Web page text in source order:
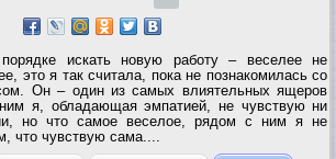
искать новую работу – веселее не
это я так считала, пока не познакомилась со
Он – один из самых влиятельных ящеров
я, обладающая эмпатией, не чувствую ни
но что самое веселое, рядом с ним я не
что чувствую сама....